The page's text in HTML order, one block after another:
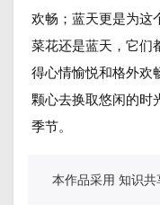
欢畅；蓝天更是为这
菜花还是蓝天，它们
得心情愉悦和格外欢
颗心去换取悠闲的时
季节。
本作品采用 知识